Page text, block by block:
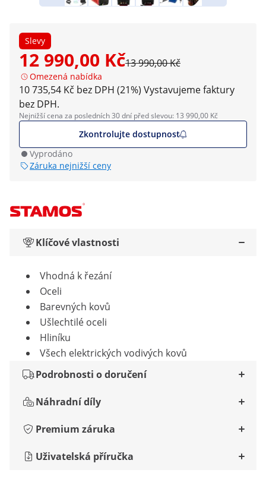
Slevy
12 990,00 Kč13 990,00 Kč
Omezená nabídka
10 735,54 Kč bez DPH (21%) Vystavujeme faktury
bez DPH.
Nejnižší cena za posledních 30 dní před slevou: 13 990,00 Kč
Zkontrolujte dostupnost
Vyprodáno
Záruka nejnižší ceny
Klíčové vlastnosti
Vhodná k řezání
Oceli
Barevných kovů
Ušlechtilé oceli
Hliníku
Všech elektrických vodivých kovů
Podrobnosti o doručení
Náhradní díly
Premium záruka
Uživatelská příručka